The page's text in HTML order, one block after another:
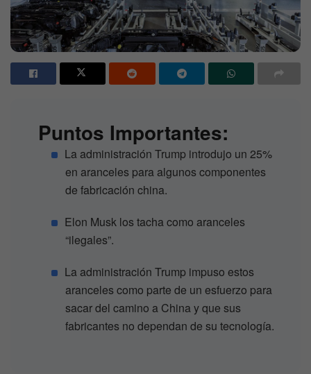
Puntos Importantes:
La administración Trump introdujo un 25%
en aranceles para algunos componentes
de fabricación china.
Elon Musk los tacha como aranceles
“ilegales”.
La administración Trump impuso estos
aranceles como parte de un esfuerzo para
sacar del camino a China y que sus
fabricantes no dependan de su tecnología.